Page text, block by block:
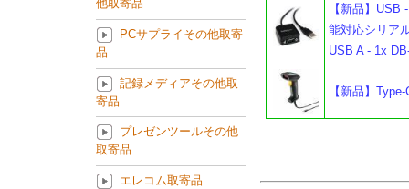
【新品】
能対応シリア
USB A - 1x
【新品】
他取寄品
PCサプライその他取寄
品
記録メディアその他取
寄品
プレゼンツールその他
取寄品
エレコム取寄品